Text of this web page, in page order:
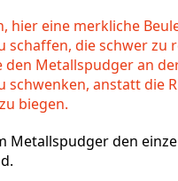
hier eine merkliche
schaffen, die schwer zu
den Metallspudger an
schwenken, anstatt die
biegen.
Metallspudger den